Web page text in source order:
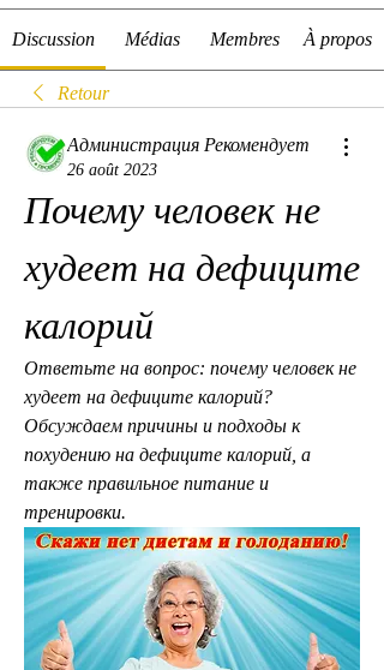
Discussion Médias Membres À propos
Retour
Администрация Рекомендует
26 août 2023
Почему человек не
худеет на дефиците
калорий
Ответьте на вопрос: почему человек не
худеет на дефиците калорий?
Обсуждаем причины и подходы к
похудению на дефиците калорий, а
также правильное питание и
тренировки.